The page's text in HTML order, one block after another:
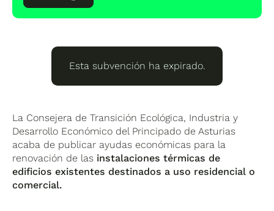
Esta subvención ha expirado.
La Consejera de Transición Ecológica, Industria y
Desarrollo Económico del Principado de Asturias
acaba de publicar ayudas económicas para la
renovación de las instalaciones térmicas de
edificios existentes destinados a uso residencial o
comercial.